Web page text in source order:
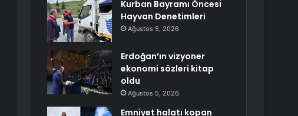
Kurban Bayramı Öncesi
Hayvan Denetimleri
Ağustos 5, 2026
Erdoğan’ın vizyoner
ekonomi sözleri kitap
oldu
Ağustos 5, 2026
Emniyet halatı kopan